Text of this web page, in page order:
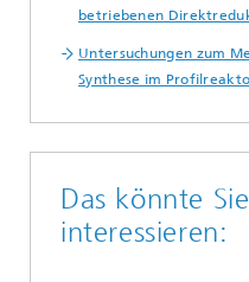
betriebenen
Untersuchungen zum
Synthese im
Das könnte
interessieren: